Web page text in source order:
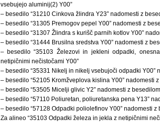
vsebujejo aluminij(2) Y00”
– besedilo “31210 Cinkova žlindra Y23” nadomesti z
– besedilo “31305 Premogov pepel Y00” nadomesti z
– besedilo “31307 Žlindra s kurišč parnih kotlov Y00”
– besedilo “31444 Brusilna sredstva Y00” nadomesti z
– besedilo “35103 Železovi in jekleni odpadki,
netipičnimi nečistočami Y00”
– besedilo “35331 Nikelj in nikelj vsebujoči odpadki
– besedilo “52105 Kromžveplova kislina Y00” nadomesti
– besedilo “53505 Micelji glivic Y2” nadomesti z
– besedilo “57110 Poliuretan, poliuretanska pena Y13”
– besedilo “57128 Odpadki poliolefinov Y00” nadomesti
Za alineo “35103 Odpadki železa in jekla z netipičnimi